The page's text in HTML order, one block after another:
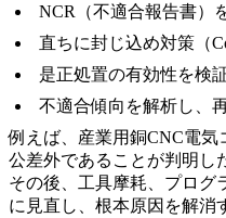
NCR（不適合報告書）
直ちに封じ込め対策（
是正処置の有効性を検
不適合傾向を解析し、
例えば、 産業用銅CNC電気
公差外であることが判明し
その後、工具摩耗、プログ
に見直し、根本原因を解消